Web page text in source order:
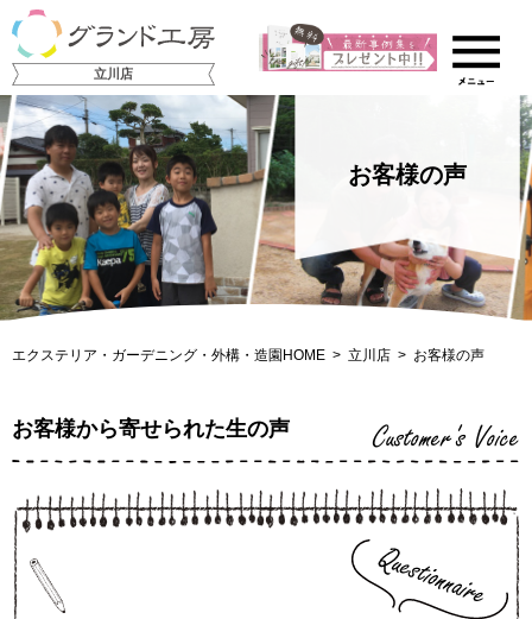
立川店
お客様の声
エクステリア・ガーデニング・外構・造園HOME 立川店 お客様の声
お客様から寄せられた生の声 Customer's Voice